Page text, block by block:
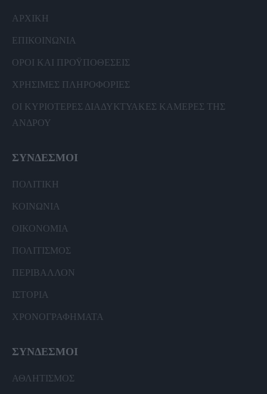
ΑΡΧΙΚΗ
ΕΠΙΚΟΙΝΩΝΙΑ
ΟΡΟΙ ΚΑΙ ΠΡΟΫΠΟΘΕΣΕΙΣ
ΧΡΗΣΙΜΕΣ ΠΛΗΡΟΦΟΡΙΕΣ
ΟΙ ΚΥΡΙΟΤΕΡΕΣ ΔΙΑΔΥΚΤΥΑΚΕΣ ΚΑΜΕΡΕΣ ΤΗΣ
ΑΝΔΡΟΥ
ΣΥΝΔΕΣΜΟΙ
ΠΟΛΙΤΙΚΗ
ΚΟΙΝΩΝΙΑ
ΟΙΚΟΝΟΜΙΑ
ΠΟΛΙΤΙΣΜΟΣ
ΠΕΡΙΒΑΛΛΟΝ
ΙΣΤΟΡΙΑ
ΧΡΟΝΟΓΡΑΦΗΜΑΤΑ
ΣΥΝΔΕΣΜΟΙ
ΑΘΛΗΤΙΣΜΟΣ